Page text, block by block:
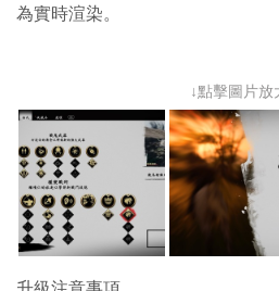
為實時渲染。
↓點擊圖片放